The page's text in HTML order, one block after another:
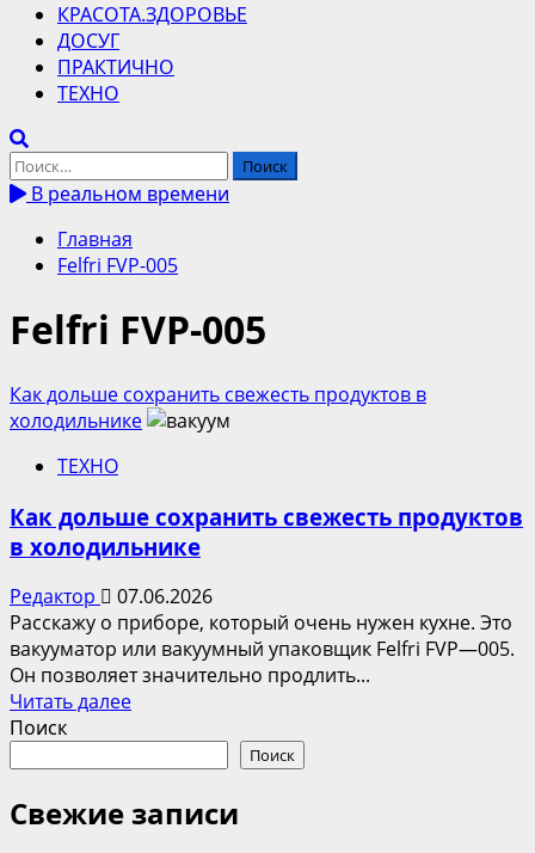
КРАСОТА.ЗДОРОВЬЕ
ДОСУГ
ПРАКТИЧНО
ТЕХНО
Найти:
В реальном времени
Главная
Felfri FVP-005
Felfri FVP-005
Как дольше сохранить свежесть продуктов в
холодильнике
ТЕХНО
Как дольше сохранить свежесть продуктов
в холодильнике
Редактор
07.06.2026
Расскажу о приборе, который очень нужен кухне. Это
вакууматор или вакуумный упаковщик Felfri FVP—005.
Он позволяет значительно продлить...
Читать далееПрочитать
дольше
сохранить
Поиск
Поиск
Свежие записи